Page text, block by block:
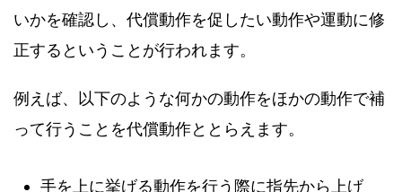
いかを確認し、代償動作を促したい動作や運動に修
正するということが行われます。
例えば、以下のような何かの動作をほかの動作で補
って行うことを代償動作ととらえます。
手を上に挙げる動作を行う際に指先から上げ